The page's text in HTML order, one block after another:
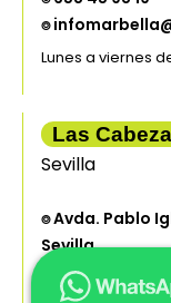
⌾
Lunes a viernes
Las
Sevilla
⌾ Avda. Pablo
Sevilla
⌾ 608176470